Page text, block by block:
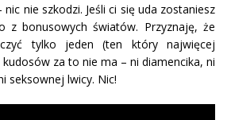
nie szkodzi. Jeśli ci się uda zostaniesz
z bonusowych światów. Przyznaję, że
tylko jeden (ten który najwięcej
kudosów za to nie ma – ni diamencika, ni
seksownej lwicy. Nic!